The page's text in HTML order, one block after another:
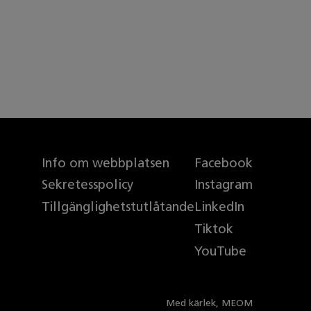
Info om webbplatsen
Sekretesspolicy
Tillgänglighetstutlåtande
Facebook
Instagram
LinkedIn
Tiktok
YouTube
Med kärlek, MEOM